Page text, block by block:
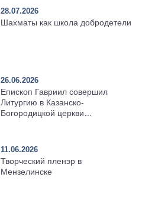
28.07.2026
Шахматы как школа добродетели
26.06.2026
Епископ Гавриил совершил
Литургию в Казанско-
Богородицкой церкви
11.06.2026
Творческий пленэр в
Мензелинске